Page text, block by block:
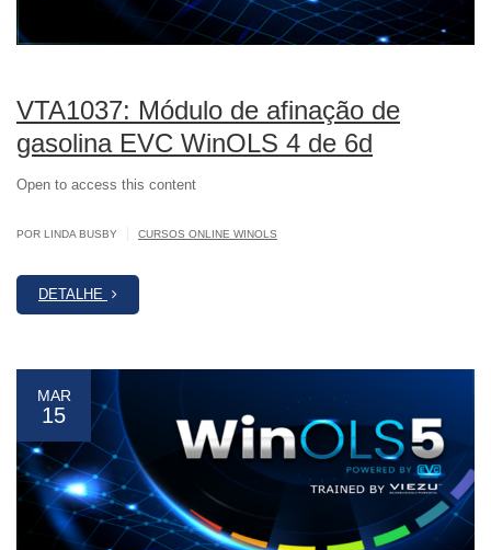
VTA1037: Módulo de afinação de
gasolina EVC WinOLS 4 de 6d
Open to access this content
POR LINDA BUSBY CURSOS ONLINE WINOLS
DETALHE
MAR
15